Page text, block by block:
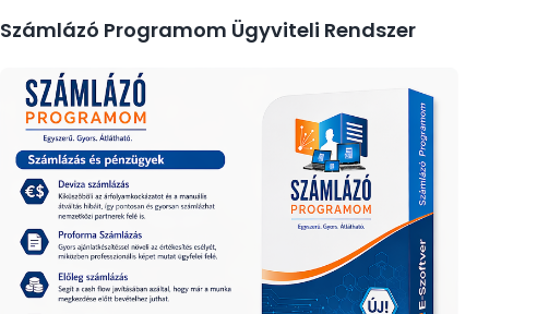
Számlázó Programom Ügyviteli Rendszer